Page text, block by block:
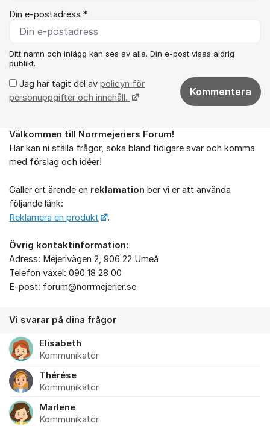
Din e-postadress *
Ditt namn och inlägg kan ses av alla. Din e-post visas aldrig
publikt.
Jag har tagit del av policyn för
personuppgifter och innehåll.
Kommentera
Om forumet
Välkommen till Norrmejeriers Forum!
Här kan ni ställa frågor, söka bland tidigare svar och komma
med förslag och idéer!
Gäller ert ärende en reklamation ber vi er att använda
följande länk:
Reklamera en produkt
.
Övrig kontaktinformation:
Adress: Mejerivägen 2, 906 22 Umeå
Telefon växel: 090 18 28 00
E-post: forum@norrmejerier.se
Vi svarar på dina frågor
Elisabeth
Kommunikatör
Thérése
Kommunikatör
Marlene
Kommunikatör